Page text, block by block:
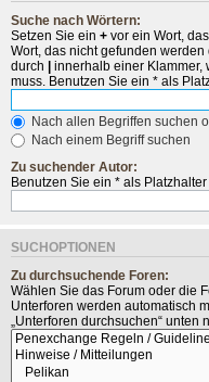
Suche nach Wörtern:
Setzen Sie ein + vor ein Wort,
Wort, das nicht gefunden
durch | innerhalb einer Klammer,
muss. Benutzen Sie ein * als
Nach allen Begriffen suchen
Nach einem Begriff suchen
Zu suchender Autor:
Benutzen Sie ein * als
SUCHOPTIONEN
Zu durchsuchende Foren:
Wählen Sie das Forum oder die
Unterforen werden automatisch
„Unterforen durchsuchen“ unten